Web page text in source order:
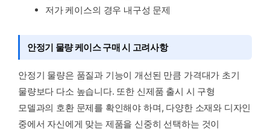
저가 케이스의 경우 내구성 문제
안정기 물량 케이스 구매 시 고려사항
안정기 물량은 품질과 기능이 개선된 만큼 가격대가 초기
물량보다 다소 높습니다. 또한 신제품 출시 시 구형
모델과의 호환 문제를 확인해야 하며, 다양한 소재와 디자인
중에서 자신에게 맞는 제품을 신중히 선택하는 것이